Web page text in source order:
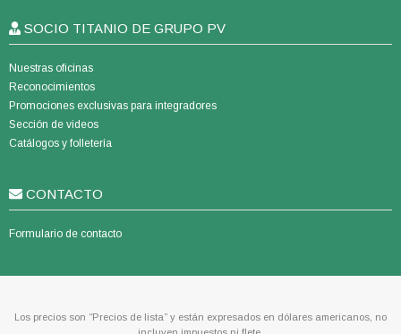
SOCIO TITANIO DE GRUPO PV
Nuestras oficinas
Reconocimientos
Promociones exclusivas para integradores
Sección de videos
Catálogos y folletería
CONTACTO
Formulario de contacto
Los precios son “Precios de lista” y están expresados en dólares americanos, no